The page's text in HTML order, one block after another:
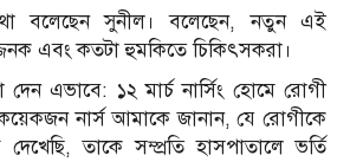
বলেছেন সুনীল। বলেছেন, নতুন এই
এবং কতটা হুমকিতে চিকিৎসকরা।
দেন এভাবে: ১২ মার্চ নার্সিং হোমে রোগী
নার্স আমাকে জানান, যে রোগীকে
তাকে সম্প্রতি হাসপাতালে ভর্তি